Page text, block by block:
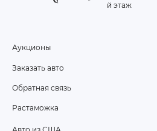
й этаж
MENU
Аукционы
Заказать авто
Обратная связь
Растаможка